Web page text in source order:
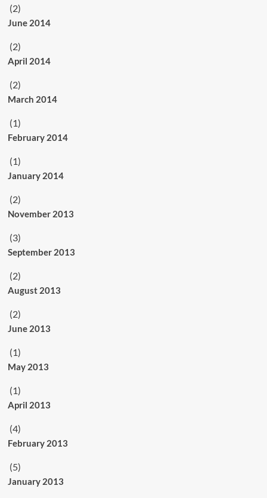
(2)
June 2014
(2)
April 2014
(2)
March 2014
(1)
February 2014
(1)
January 2014
(2)
November 2013
(3)
September 2013
(2)
August 2013
(2)
June 2013
(1)
May 2013
(1)
April 2013
(4)
February 2013
(5)
January 2013